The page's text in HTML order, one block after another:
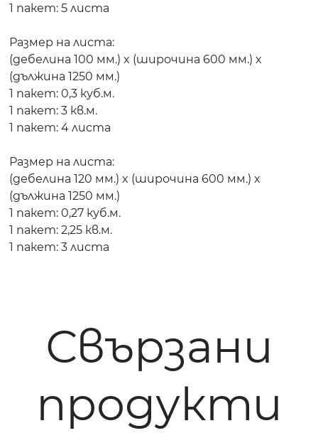
1 пакет: 5 листа
Размер на листа:
(дебелина 100 мм.) x (широчина 600 мм.) x
(дължина 1250 мм.)
1 пакет: 0,3 куб.м.
1 пакет: 3 кв.м.
1 пакет: 4 листа
Размер на листа:
(дебелина 120 мм.) x (широчина 600 мм.) x
(дължина 1250 мм.)
1 пакет: 0,27 куб.м.
1 пакет: 2,25 кв.м.
1 пакет: 3 листа
Свързани
продукти